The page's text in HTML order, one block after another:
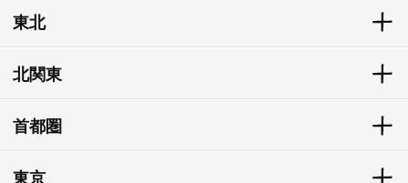
東北
北関東
首都圏
東京